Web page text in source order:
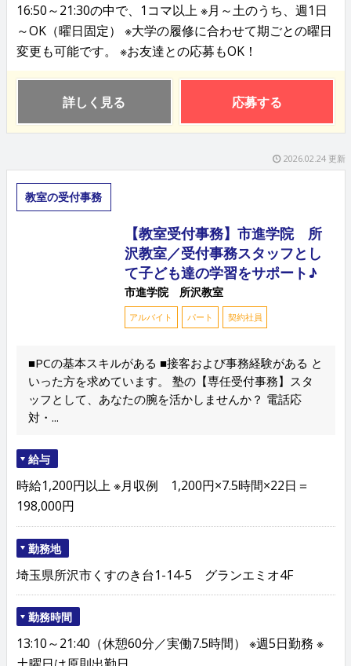
16:50～21:30の中で、1コマ以上 ※月～土のうち、週1日
～OK（曜日固定） ※大学の履修に合わせて期ごとの曜日
変更も可能です。 ※お友達との応募もOK！
詳しく見る 応募する
2026.02.24 更新
教室の受付事務
【教室受付事務】市進学院 所
沢教室／受付事務スタッフとし
て子ども達の学習をサポート♪
市進学院 所沢教室
アルバイト パート 契約社員
■PCの基本スキルがある ■接客および事務経験がある と
いった方を求めています。 塾の【専任受付事務】スタ
ッフとして、あなたの腕を活かしませんか？ 電話応
対・...
給与
時給1,200円以上 ※月収例 1,200円×7.5時間×22日＝
198,000円
勤務地
埼玉県所沢市くすのき台1-14-5 グランエミオ4F
勤務時間
13:10～21:40（休憩60分／実働7.5時間） ※週5日勤務 ※